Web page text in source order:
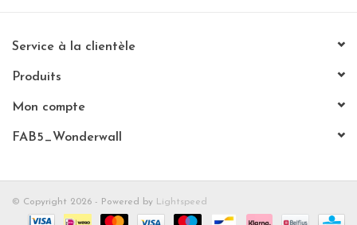
Service à la clientèle
Produits
Mon compte
FAB5_Wonderwall
© Copyright 2026 - Powered by Lightspeed